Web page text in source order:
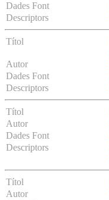
Dades Font
Descriptors
Títol
Autor
Dades Font
Descriptors
Títol
Autor
Dades Font
Descriptors
Títol
Autor